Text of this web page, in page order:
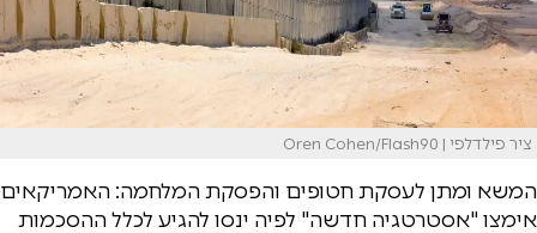
ציר פילדלפי | Oren Cohen/Flash90
המשא ומתן לעסקת חטופים והפסקת המלחמה: האמריקאים
אימצו "אסטרטגיה חדשה" לפיה ינסו להגיע לכלל ההסכמות